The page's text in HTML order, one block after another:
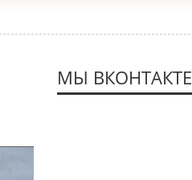
МЫ ВКОНТАКТЕ